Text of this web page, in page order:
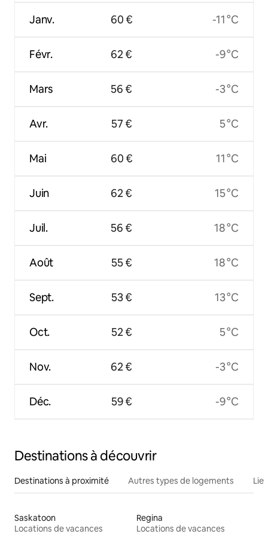
Janv.
Févr.
Mars
Avr.
Mai
Juin
Juil.
Août
Sept.
Oct.
Nov.
Déc.
60 €
62 €
56 €
57 €
60 €
62 €
56 €
55 €
53 €
52 €
62 €
59 €
-11 °C
-9 °C
-3 °C
5 °C
11 °C
15 °C
18 °C
18 °C
13 °C
5 °C
-3 °C
-9 °C
Destinations à découvrir
Destinations à proximité Autres types de logements
Saskatoon
Locations de vacances
Regina
Locations de vacances